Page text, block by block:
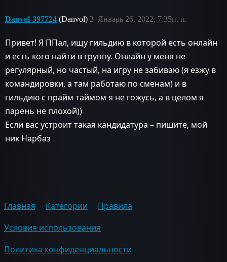
Danvol-397724 (Danvol) Январь 26, 2022, 7:35п. п.
2
Привет! Я ППал, ищу гильдию в которой есть онлайн
и есть кого найти в группу. Онлайн у меня не
регулярный, но частый, на игру не забиваю (я езжу в
командировки, а там работаю по сменам) и в
гильдию с прайм таймом я не гожусь, а в целом я
парень не плохой))
Если вас устроит такая кандидатура – пишите, мой
ник Нарбаз
Главная Категории
Правила
Условия использования
Политика конфиденциальности